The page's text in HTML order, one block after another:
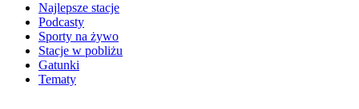
Najlepsze stacje
Podcasty
Sporty na żywo
Stacje w pobliżu
Gatunki
Tematy